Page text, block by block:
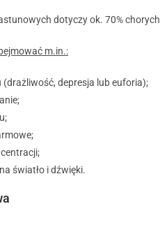
dotyczy ok. 70%
m.in.:
depresja lub euforia);
światło i dźwięki.